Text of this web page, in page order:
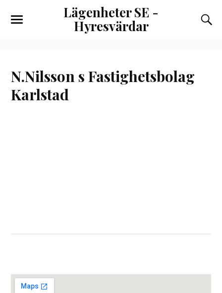
Lägenheter SE -
Hyresvärdar
N.Nilsson s Fastighetsbolag
Karlstad